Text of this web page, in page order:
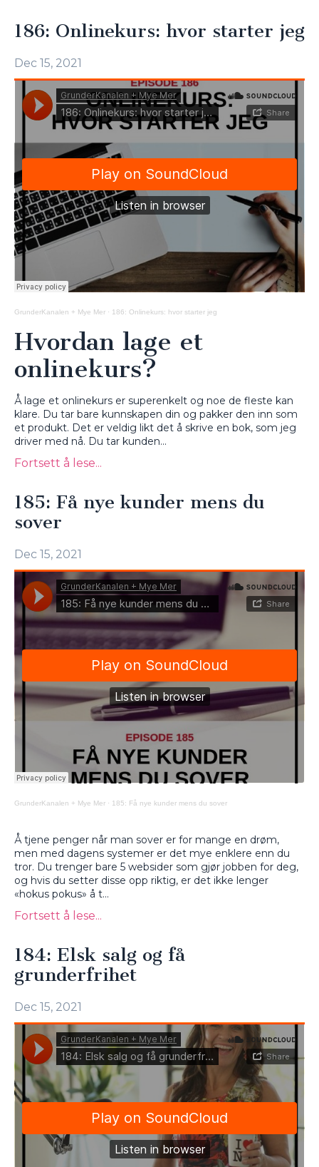
186: Onlinekurs: hvor starter jeg
Dec 15, 2021
GrunderKanalen + Mye Mer · 186: Onlinekurs: hvor starter jeg
Hvordan lage et
onlinekurs?
Å lage et onlinekurs er superenkelt og noe de fleste kan
klare. Du tar bare kunnskapen din og pakker den inn som
et produkt. Det er veldig likt det å skrive en bok, som jeg
driver med nå. Du tar kunden...
Fortsett å lese...
185: Få nye kunder mens du
sover
Dec 15, 2021
GrunderKanalen + Mye Mer · 185: Få nye kunder mens du sover
Å tjene penger når man sover er for mange en drøm,
men med dagens systemer er det mye enklere enn du
tror. Du trenger bare 5 websider som gjør jobben for deg,
og hvis du setter disse opp riktig, er det ikke lenger
«hokus pokus» å t...
Fortsett å lese...
184: Elsk salg og få
grunderfrihet
Dec 15, 2021